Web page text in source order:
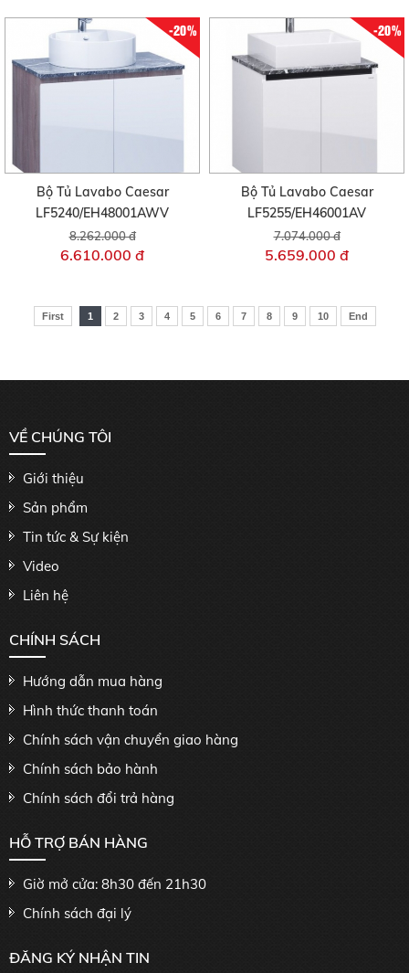
-20%
Bộ Tủ Lavabo Caesar
LF5240/EH48001AWV
8.262.000 đ
6.610.000 đ
-20%
Bộ Tủ Lavabo Caesar
LF5255/EH46001AV
7.074.000 đ
5.659.000 đ
First 1 2 3 4 5 6 7 8 9 10 End
VỀ CHÚNG TÔI
Giới thiệu
Sản phẩm
Tin tức & Sự kiện
Video
Liên hệ
CHÍNH SÁCH
Hướng dẫn mua hàng
Hình thức thanh toán
Chính sách vận chuyển giao hàng
Chính sách bảo hành
Chính sách đổi trả hàng
HỖ TRỢ BÁN HÀNG
Giờ mở cửa: 8h30 đến 21h30
Chính sách đại lý
ĐĂNG KÝ NHẬN TIN